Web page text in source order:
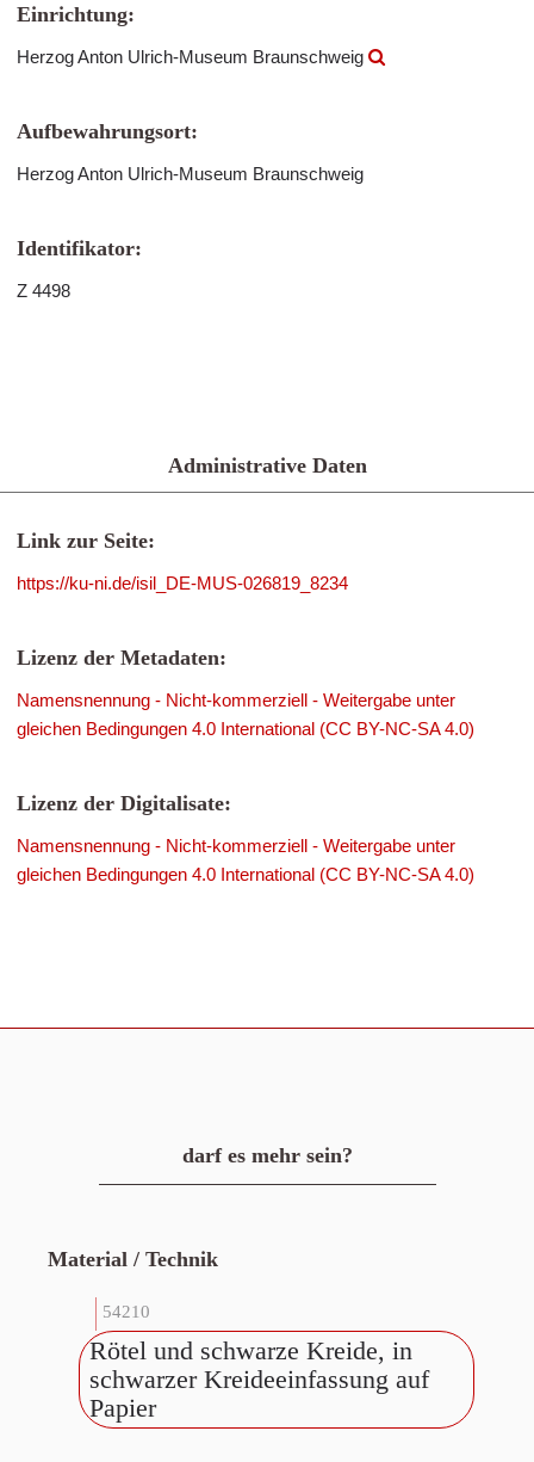
Einrichtung:
Herzog Anton Ulrich-Museum Braunschweig
Aufbewahrungsort:
Herzog Anton Ulrich-Museum Braunschweig
Identifikator:
Z 4498
Administrative Daten
Link zur Seite:
https://ku-ni.de/isil_DE-MUS-026819_8234
Lizenz der Metadaten:
Namensnennung - Nicht-kommerziell - Weitergabe unter
gleichen Bedingungen 4.0 International (CC BY-NC-SA 4.0)
Lizenz der Digitalisate:
Namensnennung - Nicht-kommerziell - Weitergabe unter
gleichen Bedingungen 4.0 International (CC BY-NC-SA 4.0)
darf es mehr sein?
Material / Technik
54210
Rötel und schwarze Kreide, in
schwarzer Kreideeinfassung auf
Papier